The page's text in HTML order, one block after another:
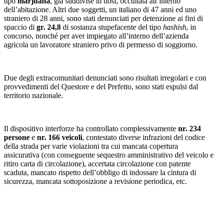
dell’abitazione. Altri due soggetti, un italiano di 47 anni ed uno
straniero di 28 anni, sono stati denunciati per detenzione ai fini di
spaccio di gr. 24,8 di sostanza stupefacente del tipo hashish, in
concorso, nonché per aver impiegato all’interno dell’azienda
agricola un lavoratore straniero privo di permesso di soggiorno.
Due degli extracomunitari denunciati sono risultati irregolari e con
provvedimenti del Questore e del Prefetto, sono stati espulsi dal
territorio nazionale.
Il dispositivo interforze ha controllato complessivamente nr. 234
persone e nr. 166 veicoli, contestato diverse infrazioni del codice
della strada per varie violazioni tra cui mancata copertura
assicurativa (con conseguente sequestro amministrativo del veicolo e
ritiro carta di circolazione), accertata circolazione con patente
scaduta, mancato rispetto dell’obbligo di indossare la cintura di
sicurezza, mancata sottoposizione a revisione periodica, etc.